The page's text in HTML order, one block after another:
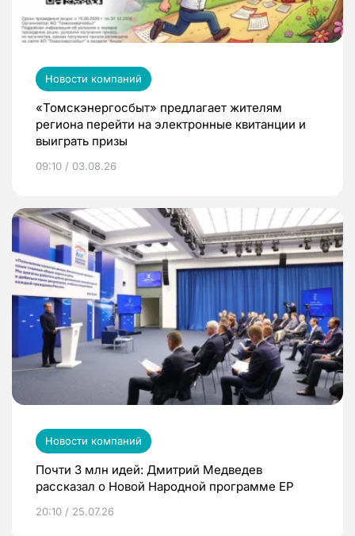
Новости компаний
«Томскэнергосбыт» предлагает жителям
региона перейти на электронные квитанции и
выиграть призы
09:10 / 03.08.26
Новости компаний
Почти 3 млн идей: Дмитрий Медведев
рассказал о Новой Народной программе ЕР
20:10 / 25.07.26